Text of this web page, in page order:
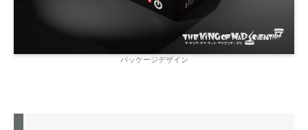
パッケージデザイン